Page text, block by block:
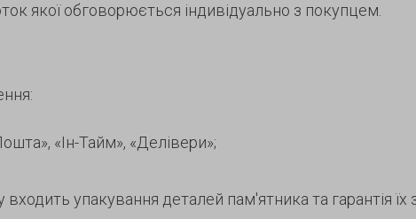
якої обговорюється індивідуально з покупцем.
«Ін-Тайм», «Делівери»;
упакування деталей пам'ятника та гарантія їх